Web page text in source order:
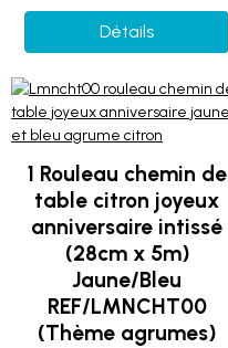
Détails
1 Rouleau chemin de
table citron joyeux
anniversaire intissé
(28cm x 5m)
Jaune/Bleu
REF/LMNCHT00
(Thème agrumes)